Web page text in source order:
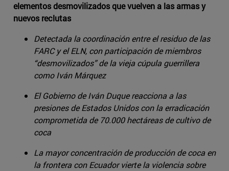
elementos desmovilizados que vuelven a las armas y
nuevos reclutas
Detectada la coordinación entre el residuo de las
FARC y el ELN, con participación de miembros
“desmovilizados” de la vieja cúpula guerrillera
como Iván Márquez
El Gobierno de Iván Duque reacciona a las
presiones de Estados Unidos con la erradicación
comprometida de 70.000 hectáreas de cultivo de
coca
La mayor concentración de producción de coca en
la frontera con Ecuador vierte la violencia sobre